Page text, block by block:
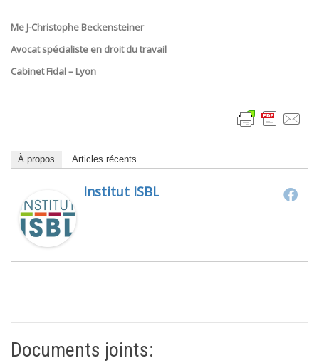
Me J-Christophe Beckensteiner
Avocat spécialiste en droit du travail
Cabinet Fidal – Lyon
À propos Articles récents
Institut ISBL
Documents joints: